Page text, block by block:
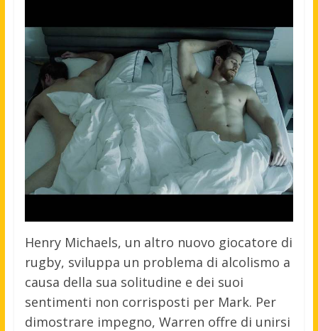
Henry Michaels, un altro nuovo giocatore di
rugby, sviluppa un problema di alcolismo a
causa della sua solitudine e dei suoi
sentimenti non corrisposti per Mark. Per
dimostrare impegno, Warren offre di unirsi